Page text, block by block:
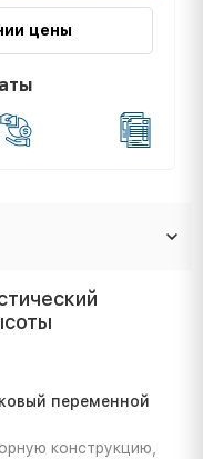
цены
переменной
конструкцию,